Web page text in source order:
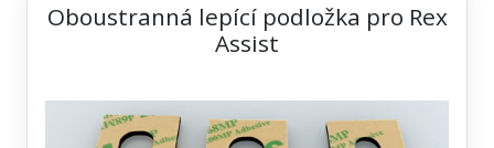
Oboustranná lepící podložka pro Rex
Assist